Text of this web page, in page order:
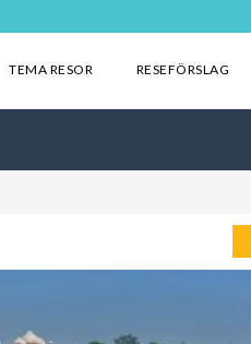
TEMA RESOR RESEFÖRSLAG